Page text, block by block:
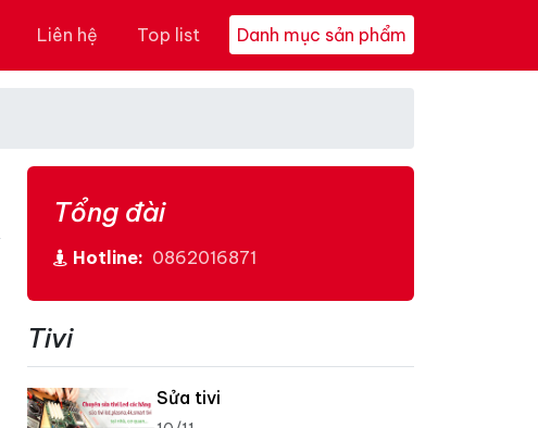
Liên hệ Top list Danh mục sản phẩm
Tổng đài
Hotline: 0862016871
Tivi
Sửa tivi